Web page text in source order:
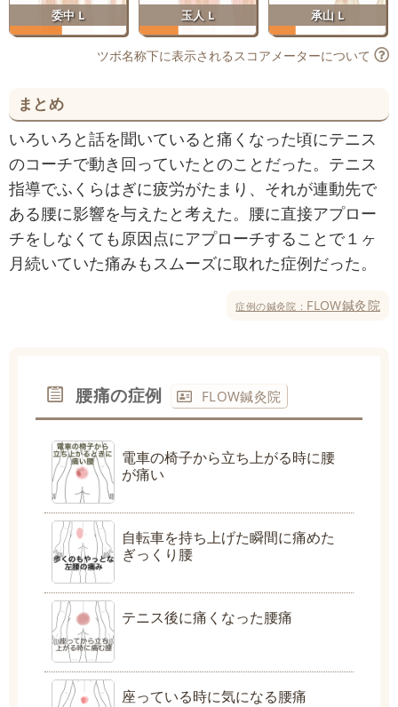
委中 L 玉人 L 承山 L
ツボ名称下に表示されるスコアメーターについて
まとめ
いろいろと話を聞いていると痛くなった頃にテニス
のコーチで動き回っていたとのことだった。テニス
指導でふくらはぎに疲労がたまり、それが連動先で
ある腰に影響を与えたと考えた。腰に直接アプロー
チをしなくても原因点にアプローチすることで１ヶ
月続いていた痛みもスムーズに取れた症例だった。
症例の鍼灸院： FLOW鍼灸院
腰痛の症例 FLOW鍼灸院
電車の椅子から立ち上がる時に腰
が痛い
自転車を持ち上げた瞬間に痛めた
ぎっくり腰
テニス後に痛くなった腰痛
座っている時に気になる腰痛